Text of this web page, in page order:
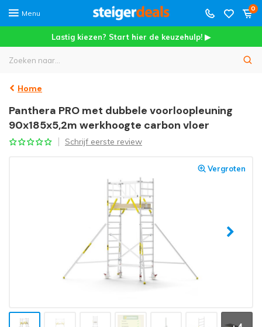
Menu
0
Lastig kiezen? Start hier de keuzehulp! ▶
Home
Panthera PRO met dubbele voorloopleuning
90x185x5,2m werkhoogte carbon vloer
Schrijf eerste review
Vergroten